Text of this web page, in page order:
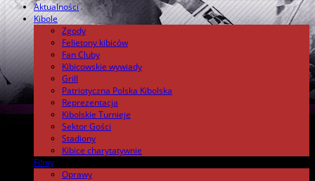
Aktualności .
Kibole
Zgody
Felietony kibiców
Fan Cluby
Kibicowskie wywiady
Grill
Patriotyczna Polska Kibolska
Reprezentacja
Kibolskie Turnieje
Sektor Gości
Stadiony
Kibice charytatywnie
Filmy
Oprawy